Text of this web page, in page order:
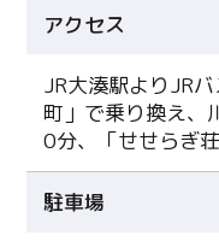
アクセス
JR大湊駅よりJR
町」で乗り換え、
0分、「せせらぎ
駐車場